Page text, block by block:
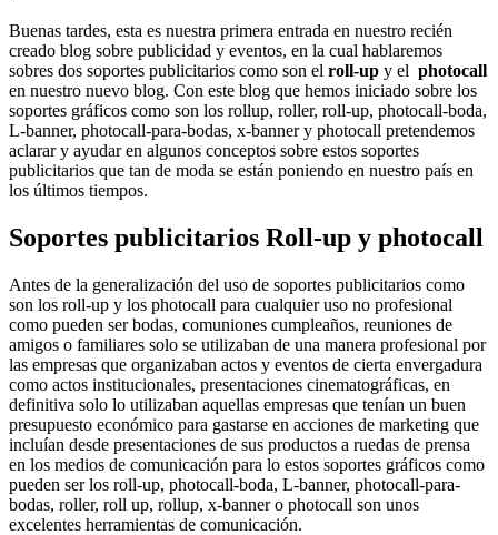
Buenas tardes, esta es nuestra primera entrada en nuestro recién
creado blog sobre publicidad y eventos, en la cual hablaremos
sobres dos soportes publicitarios como son el roll-up y el photocall
en nuestro nuevo blog. Con este blog que hemos iniciado sobre los
soportes gráficos como son los rollup, roller, roll-up, photocall-boda,
L-banner, photocall-para-bodas, x-banner y photocall pretendemos
aclarar y ayudar en algunos conceptos sobre estos soportes
publicitarios que tan de moda se están poniendo en nuestro país en
los últimos tiempos.
Soportes publicitarios Roll-up y photocall
Antes de la generalización del uso de soportes publicitarios como
son los roll-up y los photocall para cualquier uso no profesional
como pueden ser bodas, comuniones cumpleaños, reuniones de
amigos o familiares solo se utilizaban de una manera profesional por
las empresas que organizaban actos y eventos de cierta envergadura
como actos institucionales, presentaciones cinematográficas, en
definitiva solo lo utilizaban aquellas empresas que tenían un buen
presupuesto económico para gastarse en acciones de marketing que
incluían desde presentaciones de sus productos a ruedas de prensa
en los medios de comunicación para lo estos soportes gráficos como
pueden ser los roll-up, photocall-boda, L-banner, photocall-para-
bodas, roller, roll up, rollup, x-banner o photocall son unos
excelentes herramientas de comunicación.